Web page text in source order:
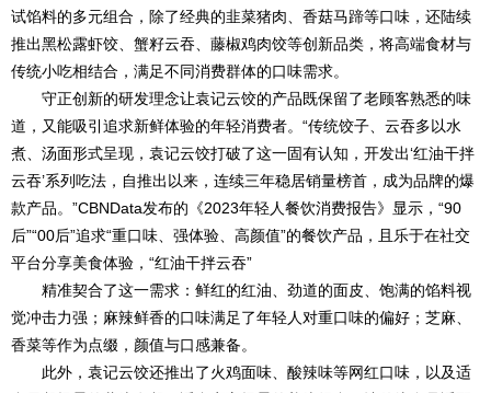
试馅料的多元组合，除了经典的韭菜猪肉、香菇马蹄等口味，还陆续
推出黑松露虾饺、蟹籽云吞、藤椒鸡肉饺等创新品类，将高端食材与
传统小吃相结合，满足不同消费群体的口味需求。
守正创新的研发理念让袁记云饺的产品既保留了老顾客熟悉的味
道，又能吸引追求新鲜体验的年轻消费者。“传统饺子、云吞多以水
煮、汤面形式呈现，袁记云饺打破了这一固有认知，开发出‘红油干拌
云吞’系列吃法，自推出以来，连续三年稳居销量榜首，成为品牌的爆
款产品。”CBNData发布的《2023年轻人餐饮消费报告》显示，“90
后”“00后”追求“重口味、强体验、高颜值”的餐饮产品，且乐于在社交
平台分享美食体验，“红油干拌云吞”
精准契合了这一需求：鲜红的红油、劲道的面皮、饱满的馅料视
觉冲击力强；麻辣鲜香的口味满足了年轻人对重口味的偏好；芝麻、
香菜等作为点缀，颜值与口感兼备。
此外，袁记云饺还推出了火鸡面味、酸辣味等网红口味，以及适